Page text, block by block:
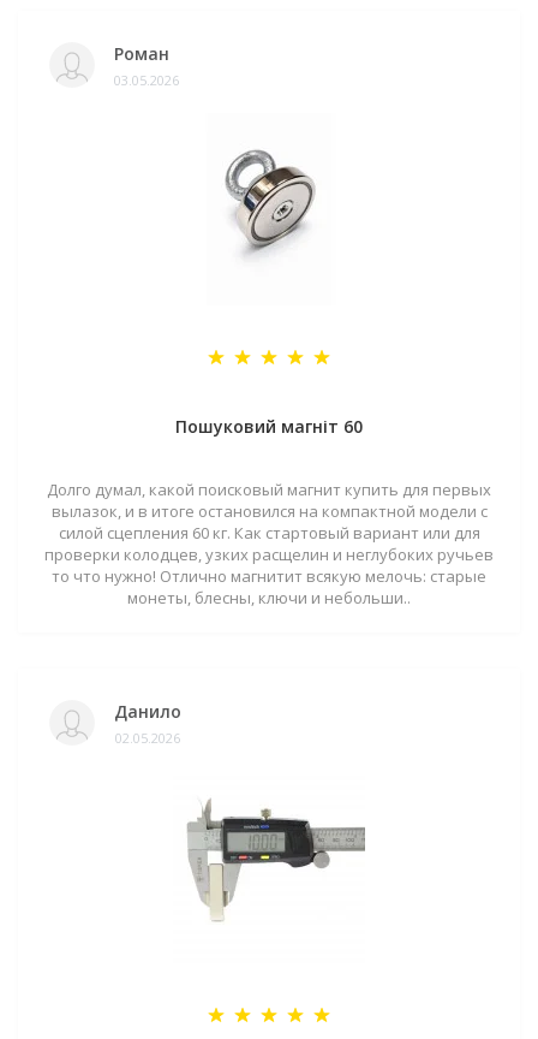
Роман
03.05.2026
Пошуковий магніт 60
Долго думал, какой поисковый магнит купить для первых
вылазок, и в итоге остановился на компактной модели с
силой сцепления 60 кг. Как стартовый вариант или для
проверки колодцев, узких расщелин и неглубоких ручьев
то что нужно! Отлично магнитит всякую мелочь: старые
монеты, блесны, ключи и небольши..
Данило
02.05.2026